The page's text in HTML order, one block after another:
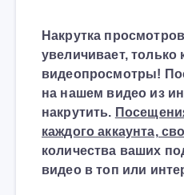
Накрутка
увеличивает, только
видеопросмотры!
на нашем видео из
накрутить.
каждого аккаунта,
количества ваших
видео в топ или